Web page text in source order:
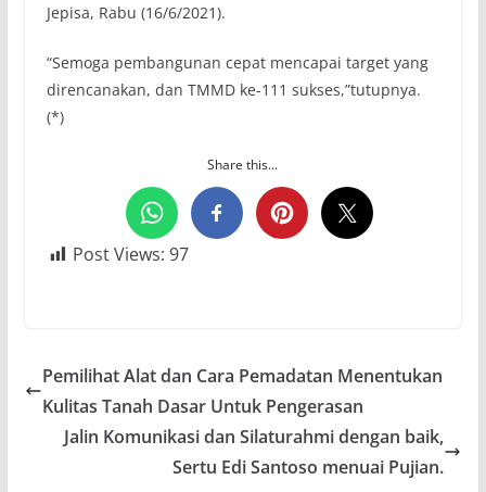
Jepisa, Rabu (16/6/2021).
“Semoga pembangunan cepat mencapai target yang
direncanakan, dan TMMD ke-111 sukses,”tutupnya.
(*)
Share this...
Post Views: 97
Pemilihat Alat dan Cara Pemadatan Menentukan
Kulitas Tanah Dasar Untuk Pengerasan
Jalin Komunikasi dan Silaturahmi dengan baik,
Sertu Edi Santoso menuai Pujian.